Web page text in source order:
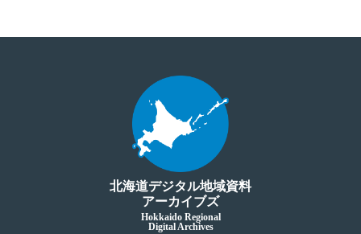
北海道デジタル地域資料
アーカイブズ
Hokkaido Regional
Digital Archives